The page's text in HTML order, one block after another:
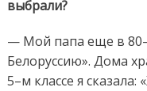
выбрали?
— Мой папа еще в
Белоруссию». Дома
5–м классе я